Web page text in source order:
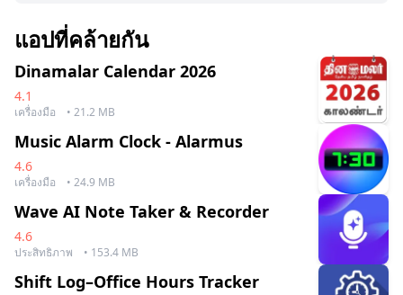
แอปที่คล้ายกัน
Dinamalar Calendar 2026
4.1
เครื่องมือ • 21.2 MB
Music Alarm Clock - Alarmus
4.6
เครื่องมือ • 24.9 MB
Wave AI Note Taker & Recorder
4.6
ประสิทธิภาพ • 153.4 MB
Shift Log–Office Hours Tracker